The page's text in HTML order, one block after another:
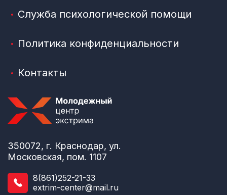
350072, г. Краснодар, ул.
Московская, пом. 1107
8(861)252-21-33
extrim-center@mail.ru
Служба психологической помощи
Политика конфиденциальности
Контакты